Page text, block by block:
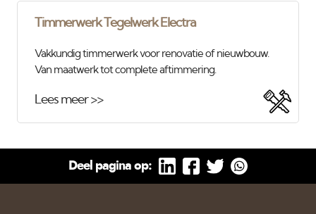
Timmerwerk Tegelwerk Electra
Vakkundig timmerwerk voor renovatie of nieuwbouw.
Van maatwerk tot complete aftimmering.
Lees meer >>
Deel pagina op: